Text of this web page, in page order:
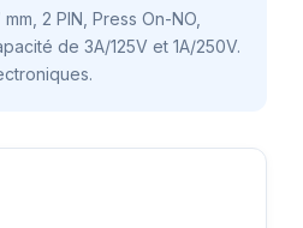
2 PIN, Press On-NO,
de 3A/125V et 1A/250V.